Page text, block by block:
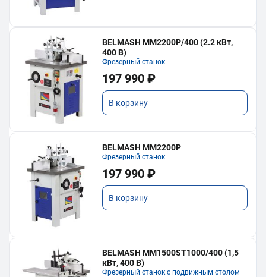
BELMASH MM2200P/400 (2.2 кВт,
400 В)
Фрезерный станок
197 990 ₽
В корзину
BELMASH MM2200P
Фрезерный станок
197 990 ₽
В корзину
BELMASH MM1500ST1000/400 (1,5
кВт, 400 В)
Фрезерный станок с подвижным столом